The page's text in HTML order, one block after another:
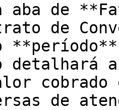
aba de
de
a
de